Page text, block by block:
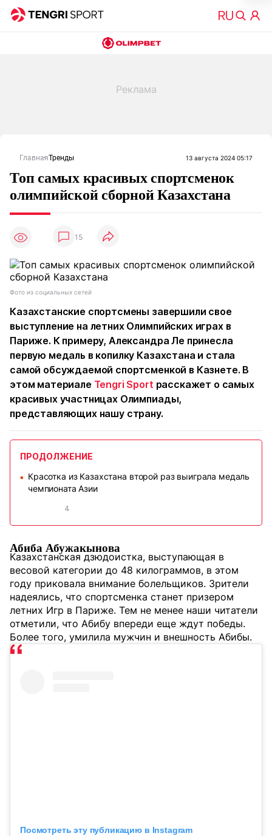
ГлавнаяТренды 13 августа 2024 05:17
Топ самых красивых спортсменок
олимпийской сборной Казахстана
15
Фото из социальных сетей
Казахстанские спортсмены завершили свое
выступление на летних Олимпийских играх в
Париже. К примеру, Александра Ле принесла
первую медаль в копилку Казахстана и стала
самой обсуждаемой спортсменкой в Казнете. В
этом материале Tengri Sport расскажет о самых
красивых участницах Олимпиады,
представляющих нашу страну.
ПРОДОЛЖЕНИЕ
■
Красотка из Казахстана второй раз выиграла медаль
чемпионата Азии
4
Абиба Абужакынова
Казахстанская дзюдоистка, выступающая в
весовой категории до 48 килограммов, в этом
году приковала внимание болельщиков. Зрители
надеялись, что спортсменка станет призером
летних Игр в Париже. Тем не менее наши читатели
отметили, что Абибу впереди еще ждут победы.
Более того, умилила мужчин и внешность Абибы.
Посмотреть эту публикацию в Instagram